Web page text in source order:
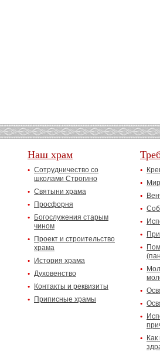
Наш храм
Сотрудничество со
школами Строгино
Святыни храма
Просфорня
Богослужения старым
чином
Проект и строительство
храма
История храма
Духовенство
Контакты и реквизиты
Приписные храмы